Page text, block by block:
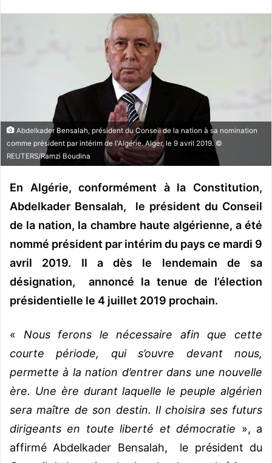
o
y
e
r
u
o
u
r
r
e
Abdelkader Bensalah, président du Conseil de la nation à sa nomination
comme président par intérim de l'Algérie. Alger, le 9 avril 2019. ©
REUTERS/Ramzi Boudina
En Algérie, conformément à la Constitution,
Abdelkader Bensalah, le président du Conseil
de la nation, la chambre haute algérienne, a été
nommé président par intérim du pays ce mardi 9
avril 2019. Il a dès le lendemain de sa
désignation,
annoncé la tenue de l’élection
présidentielle le 4 juillet 2019 prochain.
« Nous ferons le nécessaire afin que cette
courte période, qui s’ouvre devant nous,
permette à la nation d’entrer dans une nouvelle
ère. Une ère durant laquelle le peuple algérien
sera maître de son destin. Il choisira ses futurs
dirigeants en toute liberté et démocratie », a
affirmé Abdelkader Bensalah, le président du